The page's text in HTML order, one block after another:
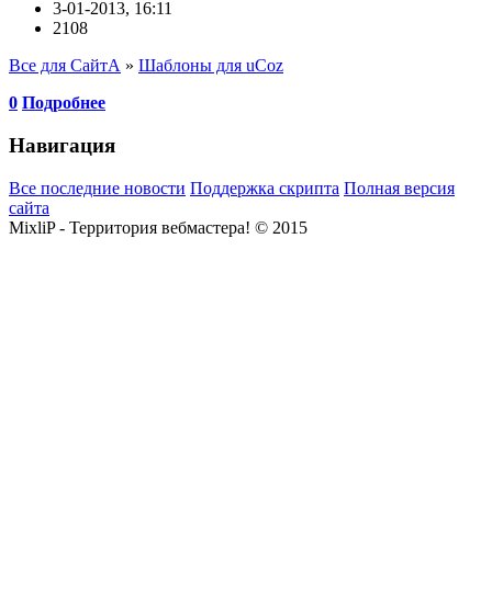
3-01-2013, 16:11
2108
Все для СайтА » Шаблоны для uCoz
0 Подробнее
Навигация
Все последние новости Поддержка скрипта Полная версия
сайта
MixliP - Территория вебмастера! © 2015